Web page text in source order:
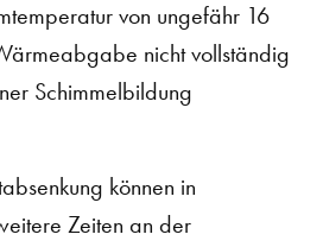
von ungefähr 16
nicht vollständig
Schimmelbildung
können in
Zeiten an der